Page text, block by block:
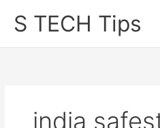
S TECH Tips
india